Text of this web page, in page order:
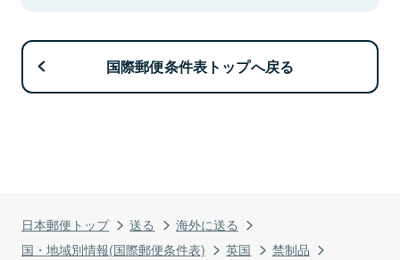
日本郵便トップ 送る
海外に送る
国・地域別情報(国際郵便条件表)
英国
禁制品
国際郵便条件表トップへ戻る